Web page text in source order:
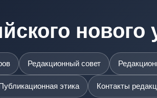
нового
Редакционный совет
этика Контакты